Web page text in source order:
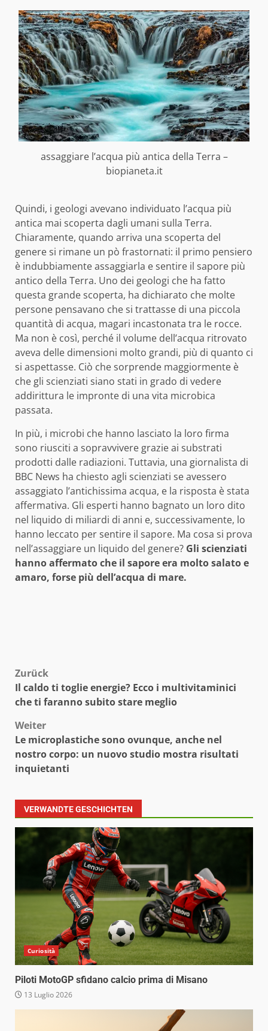
assaggiare l’acqua più antica della Terra –
biopianeta.it
Quindi, i geologi avevano individuato l’acqua più
antica mai scoperta dagli umani sulla Terra.
Chiaramente, quando arriva una scoperta del
genere si rimane un pò frastornati: il primo pensiero
è indubbiamente assaggiarla e sentire il sapore più
antico della Terra. Uno dei geologi che ha fatto
questa grande scoperta, ha dichiarato che molte
persone pensavano che si trattasse di una piccola
quantità di acqua, magari incastonata tra le rocce.
Ma non è così, perché il volume dell’acqua ritrovato
aveva delle dimensioni molto grandi, più di quanto ci
si aspettasse. Ciò che sorprende maggiormente è
che gli scienziati siano stati in grado di vedere
addirittura le impronte di una vita microbica
passata.
In più, i microbi che hanno lasciato la loro firma
sono riusciti a sopravvivere grazie ai substrati
prodotti dalle radiazioni. Tuttavia, una giornalista di
BBC News ha chiesto agli scienziati se avessero
assaggiato l’antichissima acqua, e la risposta è stata
affermativa. Gli esperti hanno bagnato un loro dito
nel liquido di miliardi di anni e, successivamente, lo
hanno leccato per sentire il sapore. Ma cosa si prova
nell’assaggiare un liquido del genere? Gli scienziati
hanno affermato che il sapore era molto salato e
amaro, forse più dell’acqua di mare.
Beitragsnavigation
Zurück
Il caldo ti toglie energie? Ecco i multivitaminici
che ti faranno subito stare meglio
Weiter
Le microplastiche sono ovunque, anche nel
nostro corpo: un nuovo studio mostra risultati
inquietanti
VERWANDTE GESCHICHTEN
Curiosità
Piloti MotoGP sfidano calcio prima di Misano
13 Luglio 2026